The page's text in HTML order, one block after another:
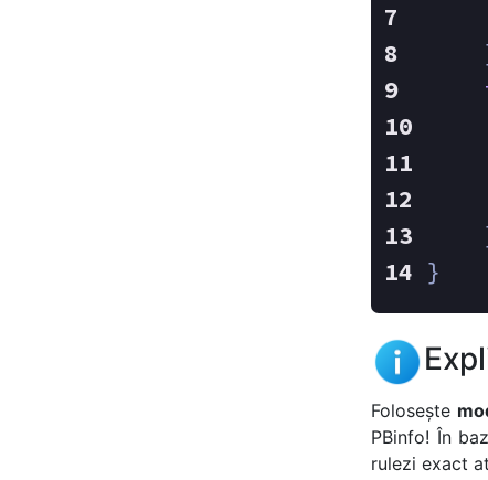
}
Folosește
PBinfo! În
rulezi exact